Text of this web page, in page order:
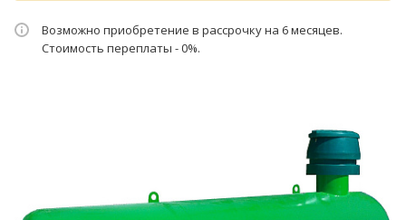
Возможно приобретение в рассрочку на 6 месяцев.
Стоимость переплаты - 0%.